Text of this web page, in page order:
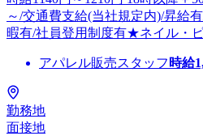
～/交通費支給(当社規定内)/昇給
暇有/社員登用制度有★ネイル・
アパレル販売スタッフ 時給
勤務地
面接地